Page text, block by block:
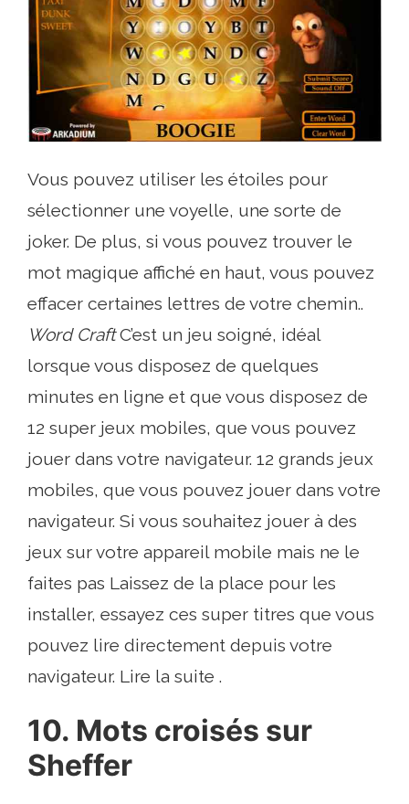
Vous pouvez utiliser les étoiles pour
sélectionner une voyelle, une sorte de
joker. De plus, si vous pouvez trouver le
mot magique affiché en haut, vous pouvez
effacer certaines lettres de votre chemin..
Word CraftC’est un jeu soigné, idéal
lorsque vous disposez de quelques
minutes en ligne et que vous disposez de
12 super jeux mobiles, que vous pouvez
jouer dans votre navigateur. 12 grands jeux
mobiles, que vous pouvez jouer dans votre
navigateur. Si vous souhaitez jouer à des
jeux sur votre appareil mobile mais ne le
faites pas Laissez de la place pour les
installer, essayez ces super titres que vous
pouvez lire directement depuis votre
navigateur. Lire la suite .
10. Mots croisés sur
Sheffer